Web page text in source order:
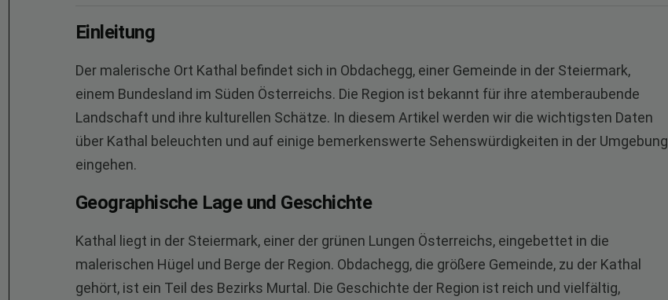
Einleitung
Der malerische Ort Kathal befindet sich in Obdachegg, einer Gemeinde in der Steiermark,
einem Bundesland im Süden Österreichs. Die Region ist bekannt für ihre atemberaubende
Landschaft und ihre kulturellen Schätze. In diesem Artikel werden wir die wichtigsten Daten
über Kathal beleuchten und auf einige bemerkenswerte Sehenswürdigkeiten in der Umgebung
eingehen.
Geographische Lage und Geschichte
Kathal liegt in der Steiermark, einer der grünen Lungen Österreichs, eingebettet in die
malerischen Hügel und Berge der Region. Obdachegg, die größere Gemeinde, zu der Kathal
gehört, ist ein Teil des Bezirks Murtal. Die Geschichte der Region ist reich und vielfältig,